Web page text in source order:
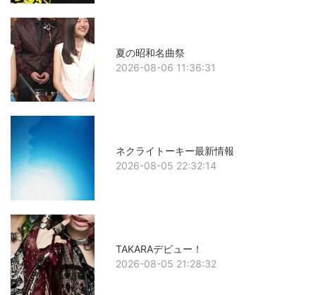
夏の昭和名曲祭
2026-08-06 11:36:31
ネクライトーキー最新情報
2026-08-05 22:32:14
TAKARAデビュー！
2026-08-05 21:28:32